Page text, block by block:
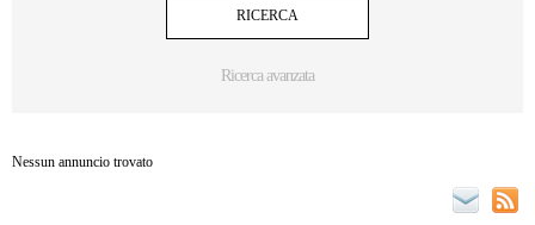
Ricerca avanzata
Nessun annuncio trovato